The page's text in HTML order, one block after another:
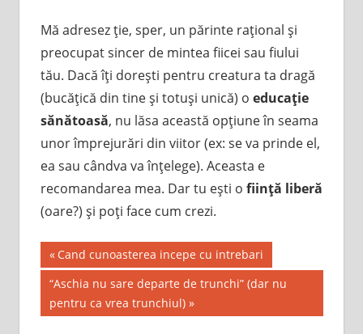
Mă adresez ţie, sper, un părinte raţional şi
preocupat sincer de mintea fiicei sau fiului
tău. Dacă îţi doreşti pentru creatura ta dragă
(bucăţică din tine şi totuşi unică) o educaţie
sănătoasă, nu lăsa această opţiune în seama
unor împrejurări din viitor (ex: se va prinde el,
ea sau cândva va înţelege). Aceasta e
recomandarea mea. Dar tu eşti o fiinţă liberă
(oare?) şi poţi face cum crezi.
Post
navigation
Previous
Post:
Cand cunoasterea incepe cu intrebari
Next
Post:
“Aschia nu sare departe de trunchi” (dar nu
pentru ca vrea trunchiul)